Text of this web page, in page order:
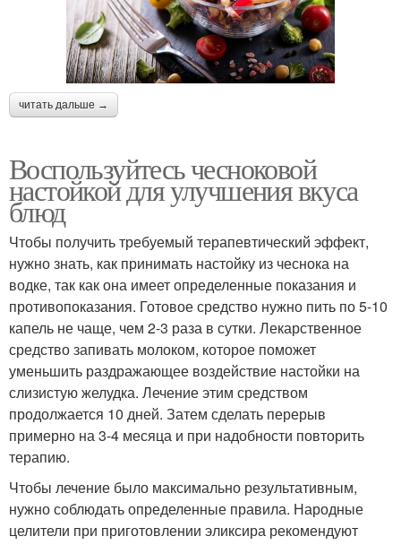
читать дальше →
Воспользуйтесь чесноковой
настойкой для улучшения вкуса
блюд
Чтобы получить требуемый терапевтический эффект,
нужно знать, как принимать настойку из чеснока на
водке, так как она имеет определенные показания и
противопоказания. Готовое средство нужно пить по 5-10
капель не чаще, чем 2-3 раза в сутки. Лекарственное
средство запивать молоком, которое поможет
уменьшить раздражающее воздействие настойки на
слизистую желудка. Лечение этим средством
продолжается 10 дней. Затем сделать перерыв
примерно на 3-4 месяца и при надобности повторить
терапию.
Чтобы лечение было максимально результативным,
нужно соблюдать определенные правила. Народные
целители при приготовлении эликсира рекомендуют